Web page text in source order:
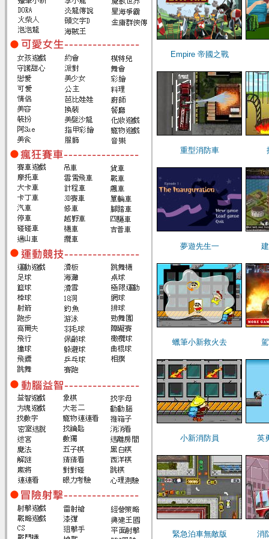
Empire 帝國之戰
重型消防車
夢遊先生一
蠟筆小新救火去
小新消防員 英
緊急泊車無敵版 消